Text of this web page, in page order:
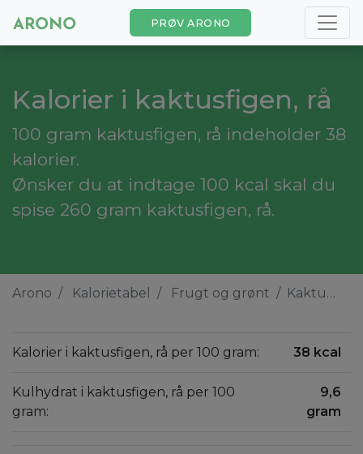
PRØV ARONO
Kalorier i kaktusfigen, rå
100 gram kaktusfigen, rå indeholder 38
kalorier.
Ønsker du at indtage 100 kcal skal du
spise 260 gram kaktusfigen, rå.
Arono Kalorietabel Frugt og grønt Kaktusfigen, rå
Kalorier i kaktusfigen, rå per 100 gram: 38 kcal
Kulhydrat i kaktusfigen, rå per 100
gram:
9,6
gram